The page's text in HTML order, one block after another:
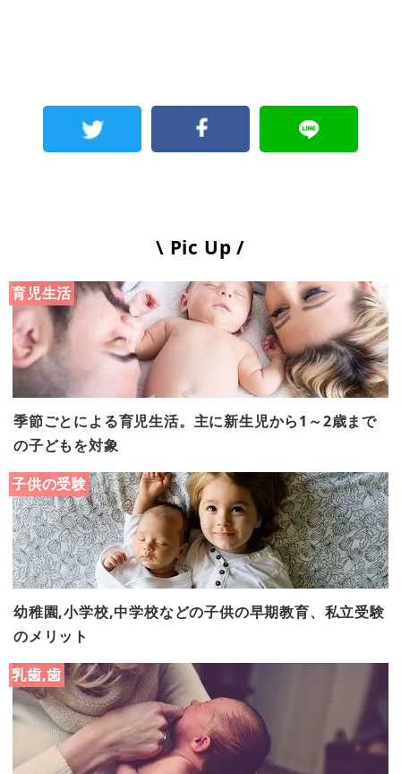
\ Pic Up /
育児生活
季節ごとによる育児生活。主に新生児から1～2歳まで
の子どもを対象
子供の受験
幼稚園,小学校,中学校などの子供の早期教育、私立受験
のメリット
乳歯,歯